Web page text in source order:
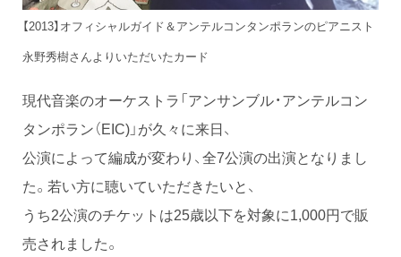
【2013】オフィシャルガイド＆アンテルコンタンポランのピアニスト
永野秀樹さんよりいただいたカード
現代音楽のオーケストラ「アンサンブル・アンテルコン
タンポラン（EIC)」が久々に来日、
公演によって編成が変わり、全7公演の出演となりまし
た。若い方に聴いていただきたいと、
うち2公演のチケットは25歳以下を対象に1,000円で販
売されました。